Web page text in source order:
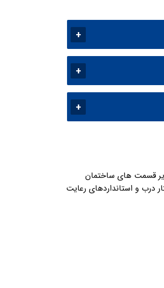
و از انتقال آتش به سایر قسمت های ساختمان
درب و استانداردهای رعایت